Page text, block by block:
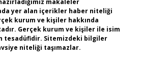
makaleler
yer alan içerikler haber niteliği
kurum ve kişiler hakkında
Gerçek kurum ve kişiler ile isim
tesadüfidir. Sitemizdeki bilgiler
niteliği taşımazlar.